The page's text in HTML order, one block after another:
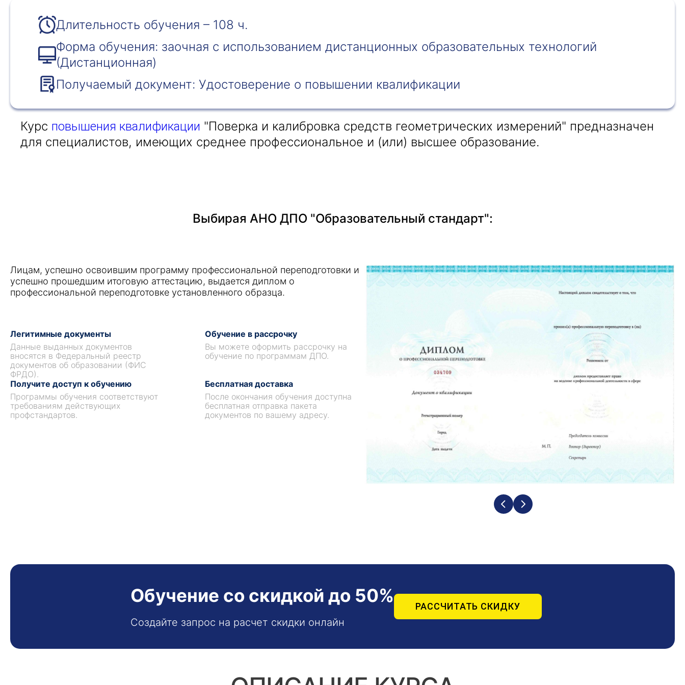
Длительность обучения – 108 ч.
Форма обучения: заочная с использованием дистанционных образовательных технологий
(Дистанционная)
Получаемый документ: Удостоверение о повышении квалификации
Курс повышения квалификации "Поверка и калибровка средств геометрических измерений" предназначен
для специалистов, имеющих среднее профессиональное и (или) высшее образование.
Выбирая АНО ДПО "Образовательный стандарт":
Лицам, успешно освоившим программу профессиональной переподготовки и
успешно прошедшим итоговую аттестацию, выдается диплом о
профессиональной переподготовке установленного образца.
Легитимные документы
Данные выданных документов
вносятся в Федеральный реестр
документов об образовании (ФИС
ФРДО).
Обучение в рассрочку
Вы можете оформить рассрочку на
обучение по программам ДПО.
Получите доступ к обучению
Программы обучения соответствуют
требованиям действующих
профстандартов.
Бесплатная доставка
После окончания обучения доступна
бесплатная отправка пакета
документов по вашему адресу.
Обучение со скидкой до 50%
Создайте запрос на расчет скидки онлайн
РАССЧИТАТЬ СКИДКУ
Приложите документы
Получить консультацию
Приложите документы
данныхиe-mail рассылку